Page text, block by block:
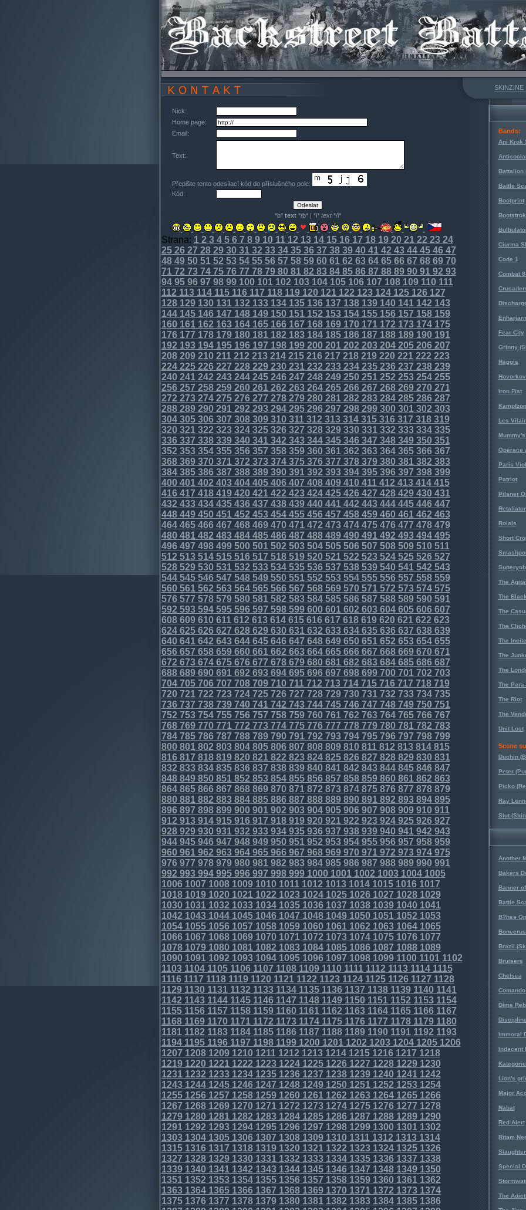
SKINZINE
Nick:
Home page:
Email:
Text:
Přepište tento odesílací kód do příslušného pole:
Kód:
*b* text*/b* | *i* text*/i*
Strana: 12 34567 89101112 1314151617 1819202122 2324
252627 2829303132 3334353637 3839404142 4344454647
4849505152 5354555657 5859606162 6364656667 686970
7172 7374757677 7879808182 8384858687 8889909192 93
94959697 9899100101102 103104105106107 108109110111
112 113114115116117 118119120121122 123124125126127
128129130131132 133134135136137 138139140141142 143
144145146147 148149150151152 153154155156157 158159
160161162 163164165166167 168169170171172 173174175
176177 178179180181182 183184185186187 188189190191
192 193194195196197 198199200201202 203204205206207
208209210211212 213214215216217 218219220221222 223
224225226227 228229230231232 233234235236237 238239
240241242 243244245246247 248249250251252 253254255
256257 258259260261262 263264265266267 268269270271
272 273274275276277 278279280281282 283284285286287
288289290291292 293294295296297 298299300301302 303
304305306307 308309310311312 313314315316317 318319
320321322 323324325326327 328329330331332 333334335
336337 338339340341342 343344345346347 348349350351
352 353354355356357 358359360361362 363364365366367
368369370371372 373374375376377 378379380381382 383
384385386387 388389390391392 393394395396397 398399
400401402 403404405406407 408409410411412 413414415
416417 418419420421422 423424425426427 428429430431
432 433434435436437 438439440441442 443444445446447
448449450451452 453454455456457 458459460461462 463
464465466467 468469470471472 473474475476477 478479
480481482 483484485486487 488489490491492 493494495
496497 498499500501502 503504505506507 508509510511
512 513514515516517 518519520521522 523524525526527
528529530531532 533534535536537 538539540541542 543
544545546547 548549550551552 553554555556557 558559
560561562 563564565566567 568569570571572 573574575
576577 578579580581582 583584585586587 588589590591
592 593594595596597 598599600601602 603604605606607
608609610611612 613614615616617 618619620621622 623
624625626627 628629630631632 633634635636637 638639
640641642 643644645646647 648649650651652 653654655
656657 658659660661662 663664665666667 668669670671
672 673674675676677 678679680681682 683684685686687
688689690691692 693694695696697 698699700701702 703
704705706707 708709710711712 713714715716717 718719
720721722 723724725726727 728729730731732 733734735
736737 738739740741742 743744745746747 748749750751
752 753754755756757 758759760761762 763764765766767
768769770771772 773774775776777 778779780781782 783
784785786787 788789790791792 793794795796797 798799
800801802 803804805806807 808809810811812 813814815
816817 818819820821822 823824825826827 828829830831
832 833834835836837 838839840841842 843844845846847
848849850851852 853854855856857 858859860861862 863
864865866867 868869870871872 873874875876877 878879
880881882 883884885886887 888889890891892 893894895
896897 898899900901902 903904905906907 908909910911
912 913914915916917 918919920921922 923924925926927
928929930931932 933934935936937 938939940941942 943
944945946947 948949950951952 953954955956957 958959
960961962 963964965966967 968969970971972 973974975
976977 978979980981982 983984985986987 988989990991
992 993994995996997 998999100010011002 100310041005
10061007 10081009101010111012 10131014101510161017
10181019102010211022 10231024102510261027 10281029
103010311032 10331034103510361037 1038103910401041
1042 10431044104510461047 10481049105010511052 1053
1054105510561057 10581059106010611062 106310641065
10661067 10681069107010711072 10731074107510761077
10781079108010811082 10831084108510861087 10881089
109010911092 10931094109510961097 10981099110011011102
11031104110511061107 11081109111011111112 111311141115
11161117 11181119112011211122 11231124112511261127 1128
1129113011311132 11331134113511361137 1138113911401141
1142 11431144114511461147 11481149115011511152 11531154
115511561157 11581159116011611162 11631164116511661167
11681169117011711172 11731174117511761177 117811791180
11811182 11831184118511861187 11881189119011911192 1193
1194119511961197 11981199120012011202 1203120412051206
1207 12081209121012111212 12131214121512161217 1218
1219122012211222 12231224122512261227 122812291230
12311232 12331234123512361237 12381239124012411242
12431244124512461247 12481249125012511252 12531254
125512561257 12581259126012611262 1263126412651266
1267 12681269127012711272 12731274127512761277 1278
1279128012811282 12831284128512861287 128812891290
12911292 12931294129512961297 12981299130013011302
13031304130513061307 13081309131013111312 13131314
131513161317 13181319132013211322 1323132413251326
1327 13281329133013311332 13331334133513361337 1338
1339134013411342 13431344134513461347 134813491350
13511352 13531354135513561357 13581359136013611362
13631364136513661367 13681369137013711372 13731374
137513761377 13781379138013811382 1383138413851386
Bands:
Ani Krok
Battalion
Battle
Bootprint
Ciurma
Code 1
Combat
Fear City
Grinny
Haggis
Iron Fist
Les
Operace
Paris
Patriot
Pilsner
Retaliator
Roials
Short
Superyob
The
The
The
The
The
The
The
The
The Riot
The
Unit Lost
Scene
Duchin
Peter
Picko
Ray
Slut
Another
Bakers
Banner
Battle
B?hse
Brazil
Bruisers
Chelsea
Dims
Immoral
Indecent
Lion's
Major
Nabat
Red Alert
Ritam
Special
The